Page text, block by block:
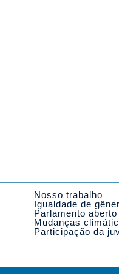
Nosso trabalho
Igualdade de
Parlamento aberto
Mudanças
Participação da